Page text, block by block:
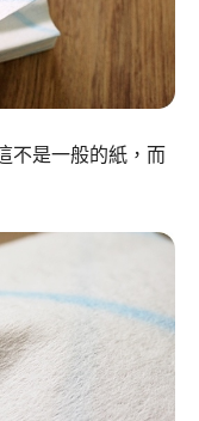
不是一般的紙，而